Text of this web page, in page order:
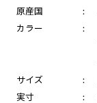
原産国
:
カラー
:
サイズ
:
実寸
: